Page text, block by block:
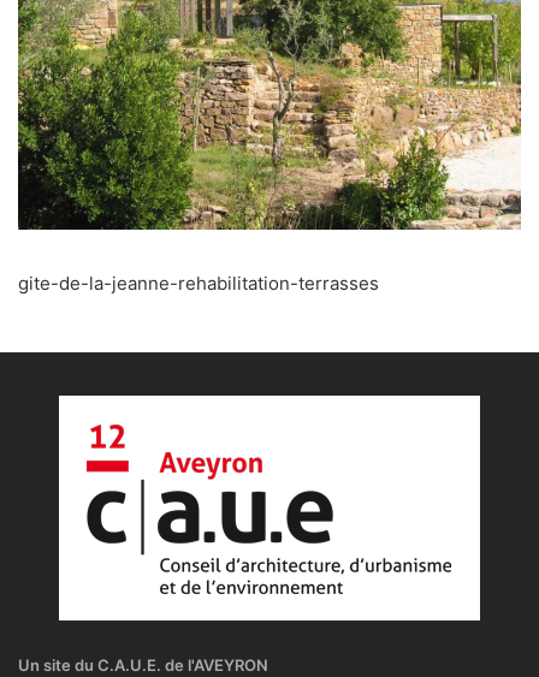
gite-de-la-jeanne-rehabilitation-terrasses
Un site du C.A.U.E. de l'AVEYRON